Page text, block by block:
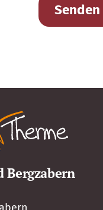
Bergzabern